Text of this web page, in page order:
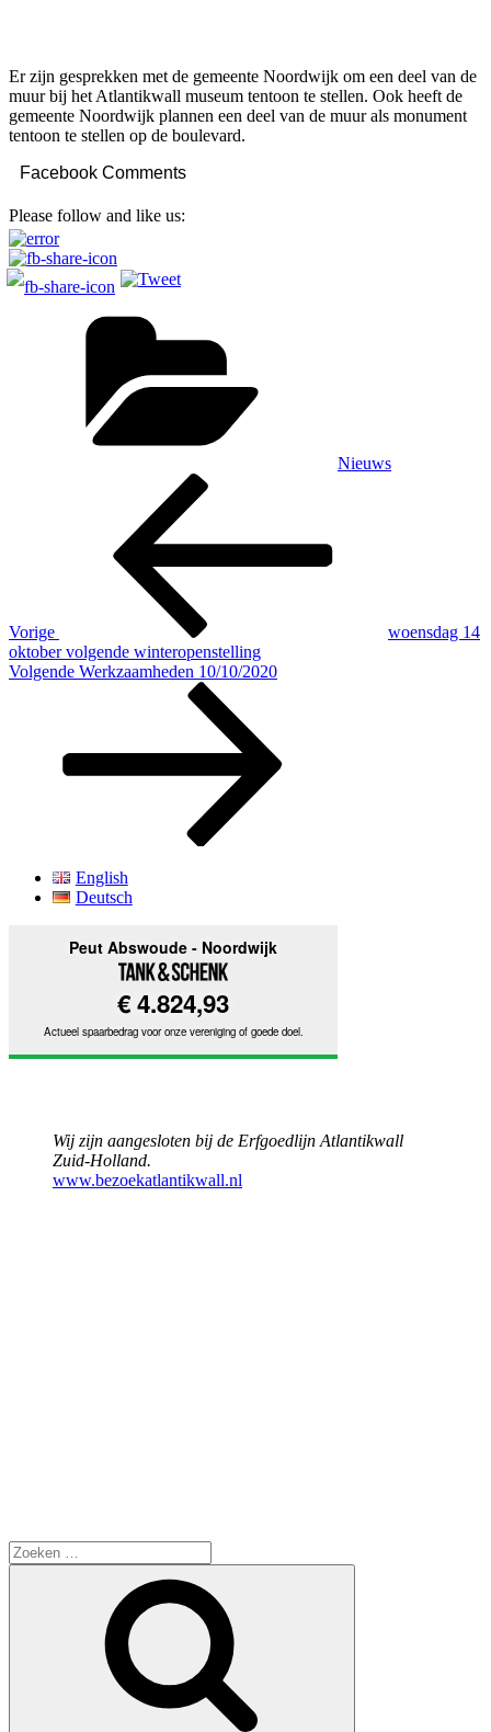
Er zijn gesprekken met de gemeente Noordwijk om een deel van de
muur bij het Atlantikwall museum tentoon te stellen. Ook heeft de
gemeente Noordwijk plannen een deel van de muur als monument
tentoon te stellen op de boulevard.
Facebook Comments
Please follow and like us:
Nieuws
Vorige
woensdag 14
oktober volgende winteropenstelling
Volgend
Volgende Werkzaamheden 10/10/2020
English
Deutsch
Wij zijn aangesloten bij de Erfgoedlijn Atlantikwall
Zuid-Holland.
www.bezoekatlantikwall.nl
Zoeken
naar: